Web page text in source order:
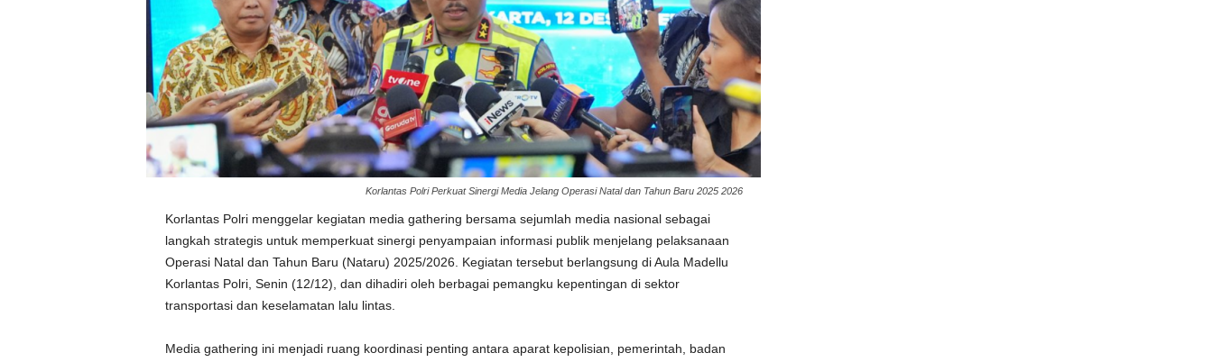
Korlantas Polri Perkuat Sinergi Media Jelang Operasi Natal dan Tahun Baru 2025 2026
Korlantas Polri menggelar kegiatan media gathering bersama sejumlah media nasional sebagai
langkah strategis untuk memperkuat sinergi penyampaian informasi publik menjelang pelaksanaan
Operasi Natal dan Tahun Baru (Nataru) 2025/2026. Kegiatan tersebut berlangsung di Aula Madellu
Korlantas Polri, Senin (12/12), dan dihadiri oleh berbagai pemangku kepentingan di sektor
transportasi dan keselamatan lalu lintas.
Media gathering ini menjadi ruang koordinasi penting antara aparat kepolisian, pemerintah, badan